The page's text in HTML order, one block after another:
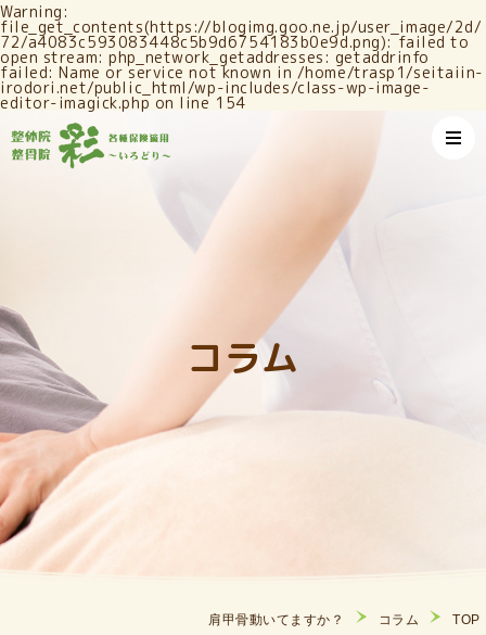
Warning :
file_get_contents(https://blogimg.goo.ne.jp/user_image/2d/
72/a4083c593083448c5b9d6754183b0e9d.png): failed to
open stream: php_network_getaddresses: getaddrinfo
failed: Name or service not known in /home/trasp1/seitaiin-
irodori.net/public_html/wp-includes/class-wp-image-
editor-imagick.phpon line 154
コラム
TOP
コラム
肩甲骨動いてますか？